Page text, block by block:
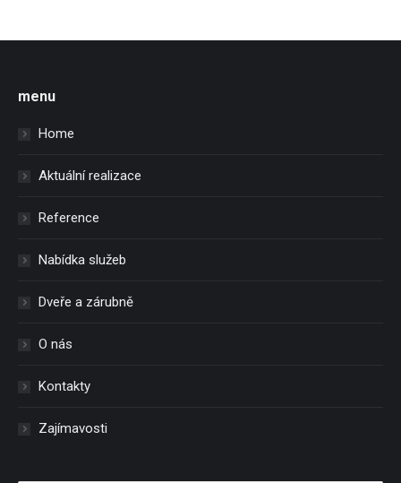
menu
Home
Aktuální realizace
Reference
Nabídka služeb
Dveře a zárubně
O nás
Kontakty
Zajímavosti